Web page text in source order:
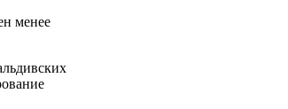
менее